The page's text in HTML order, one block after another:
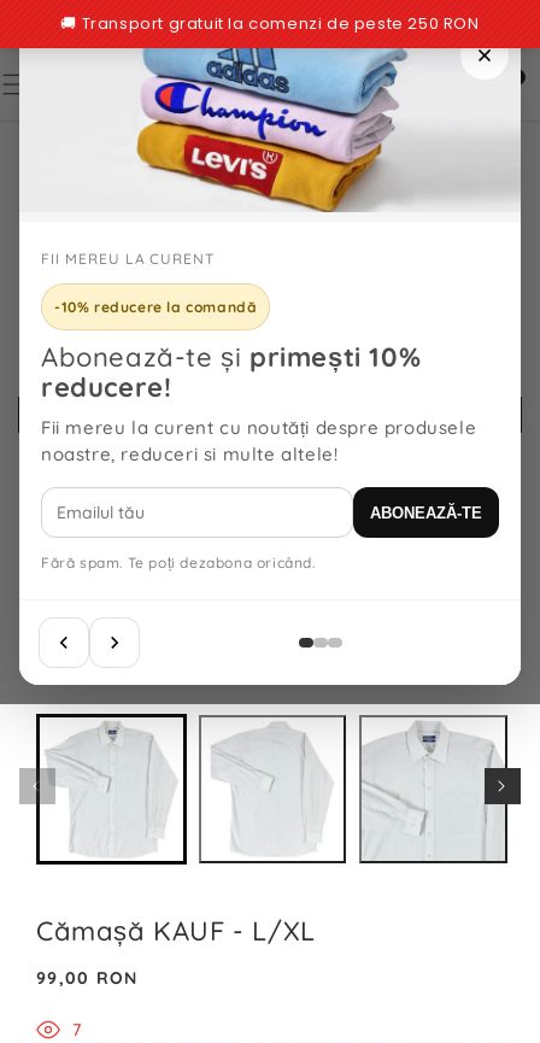
FII MEREU LA CURENT
-10% reducere la comandă
Abonează-te și primești 10%
reducere!
Fii mereu la curent cu noutăți despre produsele
noastre, reduceri si multe altele!
ABONEAZĂ-TE
Fără spam. Te poți dezabona oricând.
CONȚINUT
Cămașă KAUF - L/XL
Preț
99,00 RON
7